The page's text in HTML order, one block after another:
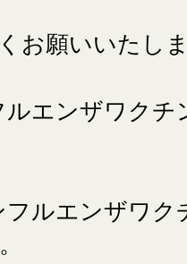
お願いいたし
エンザワクチ
ルエンザワク